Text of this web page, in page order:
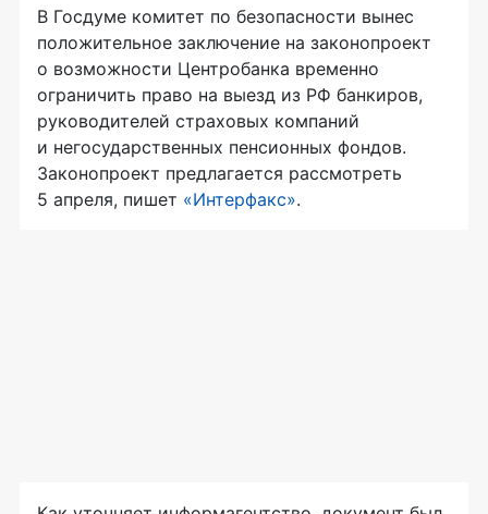
В Госдуме комитет по безопасности вынес
положительное заключение на законопроект
о возможности Центробанка временно
ограничить право на выезд из РФ банкиров,
руководителей страховых компаний
и негосударственных пенсионных фондов.
Законопроект предлагается рассмотреть
5 апреля, пишет «Интерфакс».